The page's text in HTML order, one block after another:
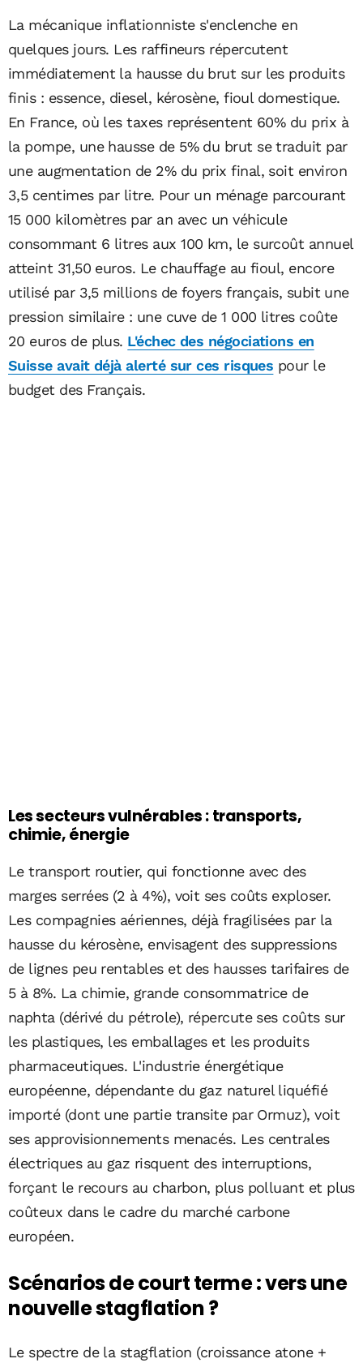
La mécanique inflationniste s'enclenche en
quelques jours. Les raffineurs répercutent
immédiatement la hausse du brut sur les produits
finis : essence, diesel, kérosène, fioul domestique.
En France, où les taxes représentent 60% du prix à
la pompe, une hausse de 5% du brut se traduit par
une augmentation de 2% du prix final, soit environ
3,5 centimes par litre. Pour un ménage parcourant
15 000 kilomètres par an avec un véhicule
consommant 6 litres aux 100 km, le surcoût annuel
atteint 31,50 euros. Le chauffage au fioul, encore
utilisé par 3,5 millions de foyers français, subit une
pression similaire : une cuve de 1 000 litres coûte
20 euros de plus. L'échec des négociations en
Suisse avait déjà alerté sur ces risques pour le
budget des Français.
Les secteurs vulnérables : transports,
chimie, énergie
Le transport routier, qui fonctionne avec des
marges serrées (2 à 4%), voit ses coûts exploser.
Les compagnies aériennes, déjà fragilisées par la
hausse du kérosène, envisagent des suppressions
de lignes peu rentables et des hausses tarifaires de
5 à 8%. La chimie, grande consommatrice de
naphta (dérivé du pétrole), répercute ses coûts sur
les plastiques, les emballages et les produits
pharmaceutiques. L'industrie énergétique
européenne, dépendante du gaz naturel liquéfié
importé (dont une partie transite par Ormuz), voit
ses approvisionnements menacés. Les centrales
électriques au gaz risquent des interruptions,
forçant le recours au charbon, plus polluant et plus
coûteux dans le cadre du marché carbone
européen.
Scénarios de court terme : vers une
nouvelle stagflation ?
Le spectre de la stagflation (croissance atone +